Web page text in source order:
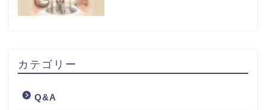
カテゴリー
Q&A